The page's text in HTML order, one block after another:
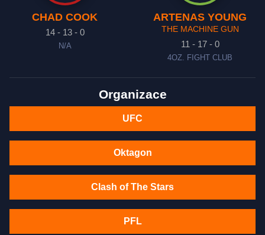
CHAD COOK
14 - 13 - 0
N/A
ARTENAS YOUNG
THE MACHINE GUN
11 - 17 - 0
4OZ. FIGHT CLUB
Organizace
UFC
Oktagon
Clash of The Stars
PFL